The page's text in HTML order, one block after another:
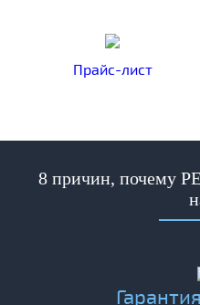
Прайс-лист
8 причин, почему